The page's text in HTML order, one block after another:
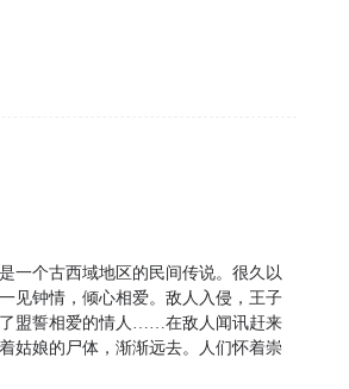
一个古西域地区的民间传说。很久以
见钟情，倾心相爱。敌人入侵，王子
盟誓相爱的情人……在敌人闻讯赶来
姑娘的尸体，渐渐远去。人们怀着崇